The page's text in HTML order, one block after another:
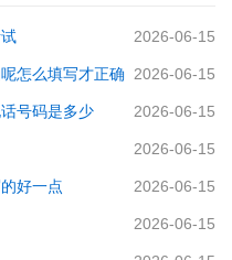
2026-06-15
怎么填写才正确 2026-06-15
号码是多少 2026-06-15
2026-06-15
好一点 2026-06-15
2026-06-15